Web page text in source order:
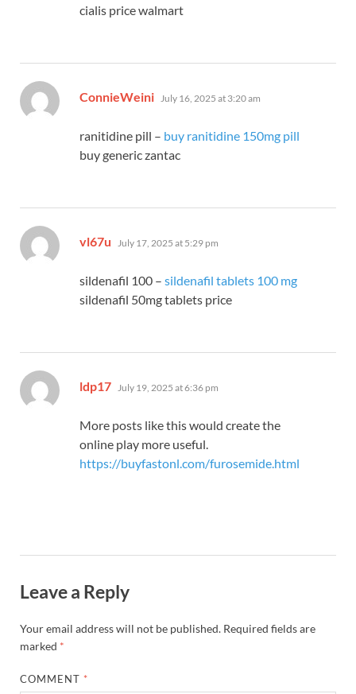
cialis price walmart
ConnieWeini says:
July 16, 2025 at 3:20 am
ranitidine pill – buy ranitidine 150mg pill
buy generic zantac
vl67u says:
July 17, 2025 at 5:29 pm
sildenafil 100 – sildenafil tablets 100 mg
sildenafil 50mg tablets price
ldp17 says:
July 19, 2025 at 6:36 pm
More posts like this would create the
online play more useful.
https://buyfastonl.com/furosemide.html
Leave a Reply
Your email address will not be published. Required fields are
marked *
COMMENT *